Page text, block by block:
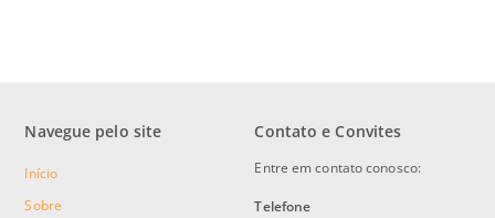
Navegue pelo site
Início
Sobre
Contato e Convites
Entre em contato conosco:
Telefone